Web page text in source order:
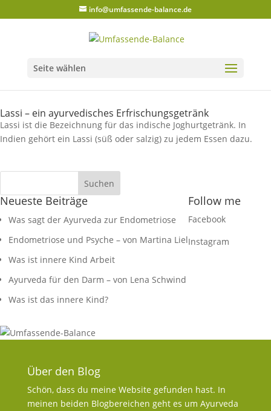
info@umfassende-balance.de
Seite wählen
Lassi – ein ayurvedisches Erfrischungsgetränk
Lassi ist die Bezeichnung für das indische Joghurtgetränk. In
Indien gehört ein Lassi (süß oder salzig) zu jedem Essen dazu.
Neueste Beiträge
Was sagt der Ayurveda zur Endometriose
Endometriose und Psyche – von Martina Liel
Was ist innere Kind Arbeit
Ayurveda für den Darm – von Lena Schwind
Was ist das innere Kind?
Follow me
Facebook
Instagram
Über den Blog
Schön, dass du meine Website gefunden hast. In
meinen beiden Blogbereichen geht es um Ayurveda